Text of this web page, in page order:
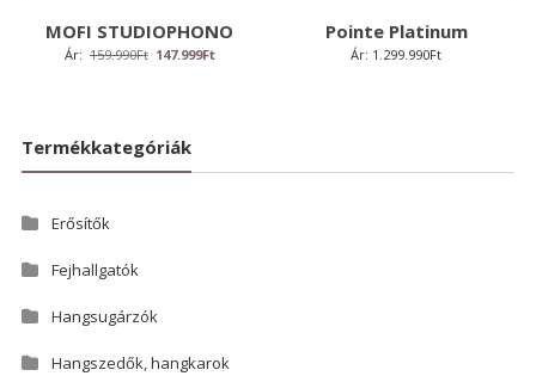
MOFI STUDIOPHONO
Ár: 159.990Ft Original
147.999FtCurrent
Pointe Platinum
Ár: 1.299.990Ft
Termékkategóriák
Erősítők
Fejhallgatók
Hangsugárzók
Hangszedők, hangkarok